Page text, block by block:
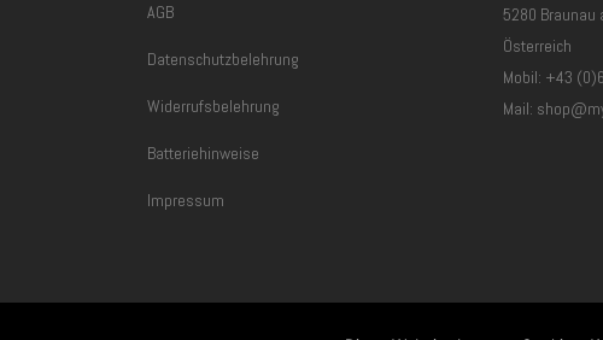
AGB
Datenschutzbelehrung
Widerrufsbelehrung
Batteriehinweise
Impressum
5280 Braunau
Österreich
Mobil: +43
Mail: